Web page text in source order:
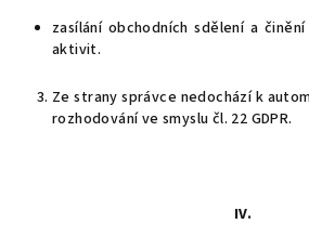
zasílání obchodních sdělení a
aktivit.
Ze strany správce nedochází k
rozhodování ve smyslu čl. 22 GDPR.
IV.